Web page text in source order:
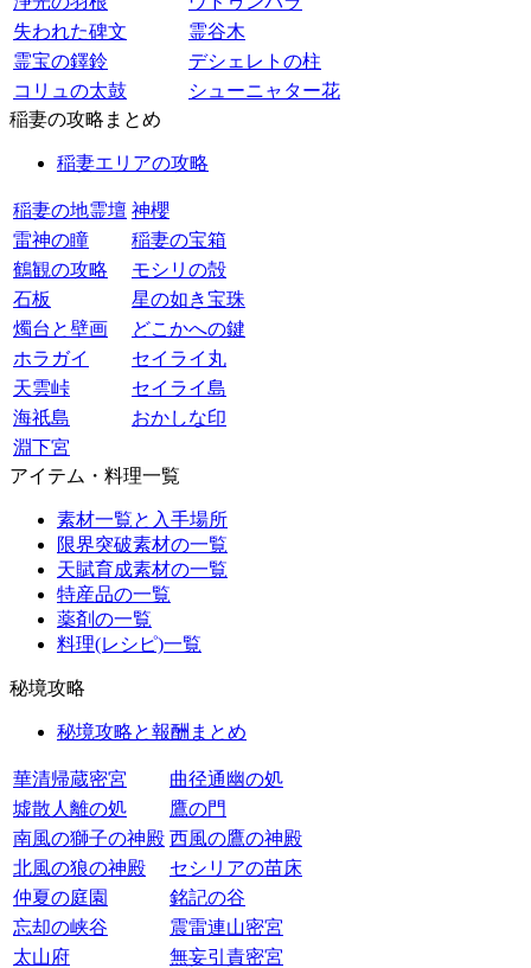
失われた碑文
霊谷木
霊宝の鐸鈴
デシェレトの柱
コリュの太鼓
シューニャター花
稲妻の攻略まとめ
稲妻エリアの攻略
稲妻の地霊壇 神櫻
雷神の瞳
稲妻の宝箱
鶴観の攻略
モシリの殻
石板
星の如き宝珠
燭台と壁画
どこかへの鍵
ホラガイ
セイライ丸
天雲峠
セイライ島
海祇島
おかしな印
淵下宮
アイテム・料理一覧
素材一覧と入手場所
限界突破素材の一覧
天賦育成素材の一覧
特産品の一覧
薬剤の一覧
料理(レシピ)一覧
秘境攻略
秘境攻略と報酬まとめ
華清帰蔵密宮
曲径通幽の処
墟散人離の処
鷹の門
南風の獅子の神殿 西風の鷹の神殿
北風の狼の神殿
セシリアの苗床
仲夏の庭園
銘記の谷
忘却の峡谷
震雷連山密宮
太山府
無妄引責密宮